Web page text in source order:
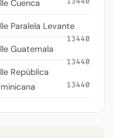
Cuenca
Paralela Levante
13440
Guatemala
13440
República
13440